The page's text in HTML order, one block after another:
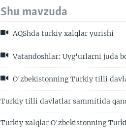
Shu mavzuda
AQShda turkiy xalqlar yurishi
Vatandoshlar: Uyg'urlarni juda
O'zbekistonning Turkiy tilli
Turkiy tilli davlatlar sammitida
Turkiy xalqlar O'zbekistonning